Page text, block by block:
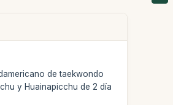
de taekwondo
y Huainapicchu de 2 día